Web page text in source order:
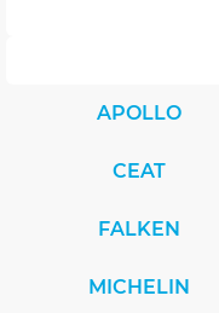
APOLLO
CEAT
FALKEN
MICHELIN